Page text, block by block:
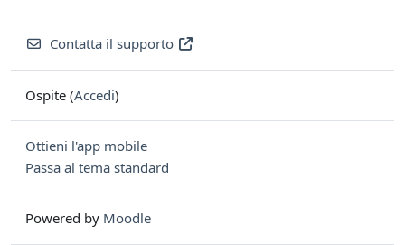
Contatta il supporto
Ospite (Accedi)
Ottieni l'app mobile
Passa al tema standard
Powered by Moodle